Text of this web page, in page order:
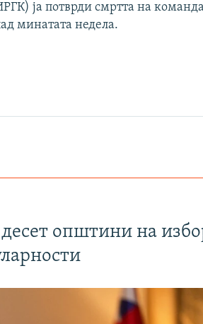
ја потврди смртта на
минатата недела.
општини на